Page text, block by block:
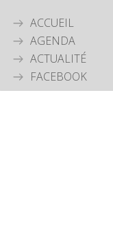
ACCUEIL
AGENDA
ACTUALITÉ
FACEBOOK